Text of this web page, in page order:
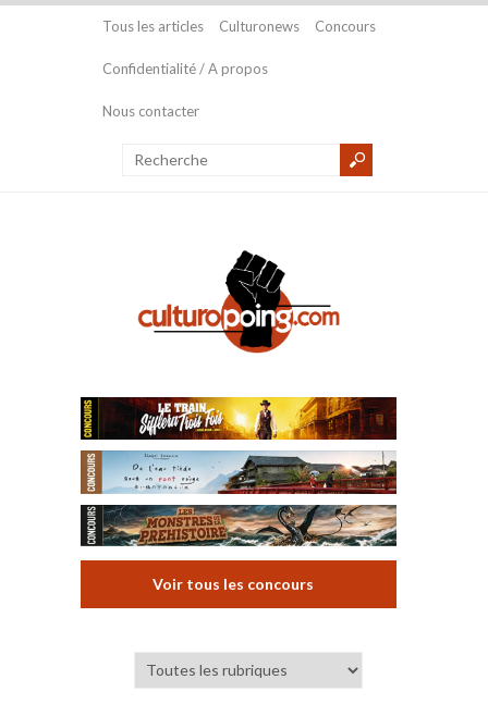
Tous les articles Culturonews Concours
Confidentialité / A propos
Nous contacter
Voir tous les concours